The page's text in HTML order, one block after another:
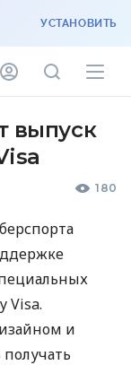
УСТАНОВИТЬ
выпуск
180
Visa.
и